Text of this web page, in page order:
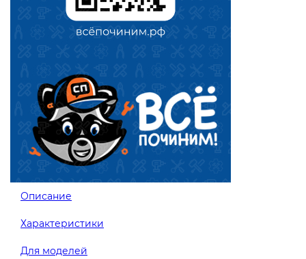
Описание
Характеристики
Для моделей